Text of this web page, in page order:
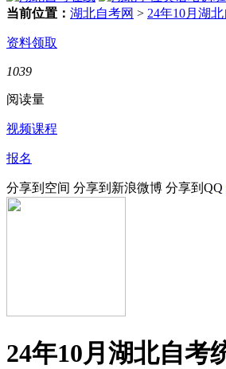
当前位置： 湖北自考网 > 24年10月湖
资料领取
1039
阅读量
视频课程
报名
分享到空间 分享到新浪微博 分享到QQ
24年10月湖北自考